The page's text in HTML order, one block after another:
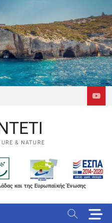
εργαλείων
& NATURE
και της Ευρωπαϊκής Ένωσης
M
e